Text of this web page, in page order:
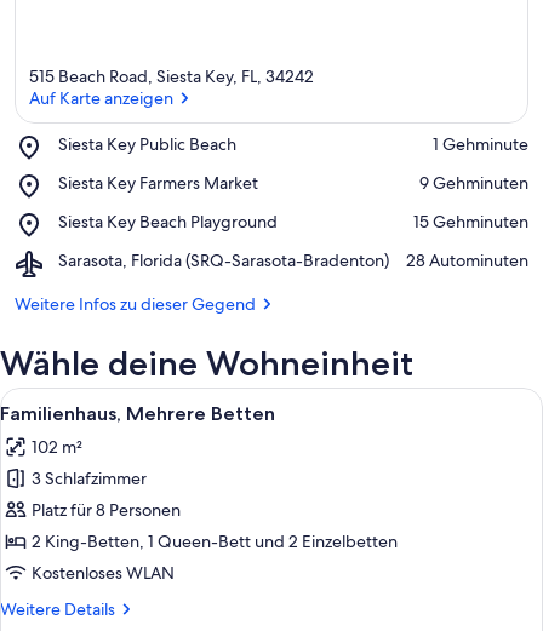
515 Beach Road, Siesta Key, FL, 34242
Auf Karte anzeigen
Siesta Key Public Beach
Place,
Key
Beach
‪1 Gehminute‬
Siesta Key Farmers Market
Place,
Key
Market
‪9 Gehminuten‬
Siesta Key Beach Playground
Place,
Key
Playground
‪15 Gehminuten‬
Sarasota, Florida (SRQ-Sarasota-Bradenton)
Airport,
Florida
Sarasota-
Bradenton)
‪28 Autominuten‬
Weitere Infos zu dieser Gegend
Wähle deine Wohneinheit
Alle
Fotos
für
Familienhaus,
Mehrere
Betten
anzeigen
Ein Schlafzimmer mit einem Bett,
20
Familienhaus, Mehrere Betten
102 m²
3 Schlafzimmer
Platz für 8 Personen
2 King-Betten, 1 Queen-Bett und 2 Einzelbetten
Kostenloses WLAN
Weitere Details
Weitere